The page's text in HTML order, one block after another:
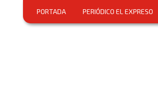
PORTADA PERIÓDICO EL EXPRESO